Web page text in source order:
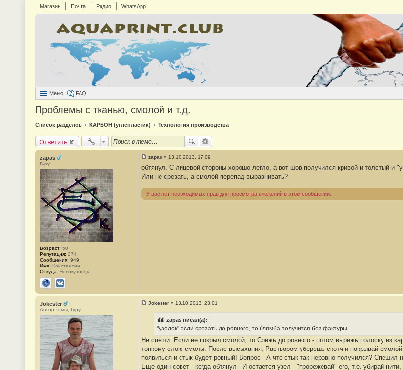
Магазин Почта Радио WhatsApp
Меню FAQ
Проблемы с тканью, смолой и т.д.
Список разделов КАРБОН (углепластик) Технология производства
Ответить
zapas
Гуру
Возраст: 50
Репутация: 274
Сообщения: 949
Имя: Константин
Откуда: Новокузнецк
СайтВКонтакте
о
б
н
zapas » 13.10.2013, 17:09
обтянул. С лицевой стороны хорошо легло, а вот шов получился кривой и толстый и
Или не срезать, а смолой перепад выравнивать?
У вас нет необходимых прав для просмотра вложений в этом сообщении.
Jokester
Автор темы, Гуру
н
и
#
2
Jokester » 13.10.2013, 23:01
zapas писал(а):
"узелок" если срезать до ровного, то блямба получится без фактуры
Не спеши. Если не покрыл смолой, то Срежь до ровного - потом вырежь полоску из
тонкому слою смолы. После высыхания, Раствором уберешь скотч и покрывай
появиться и стык будет ровный! Вопрос - А что стык так неровно получился? Спешил
Еще один совет - когда обтянул - И остается узел - "прорежевай" его, т.е. убирай